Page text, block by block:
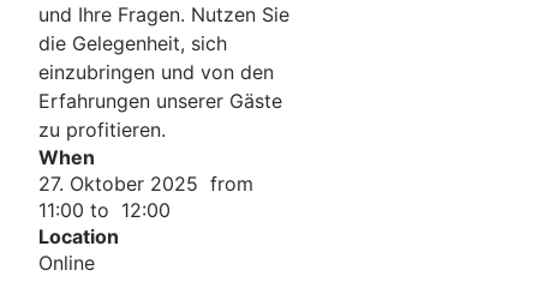
und Ihre Fragen. Nutzen Sie
die Gelegenheit, sich
einzubringen und von den
Erfahrungen unserer Gäste
zu profitieren.
When
27. Oktober 2025 from
11:00 to 12:00
Location
Online